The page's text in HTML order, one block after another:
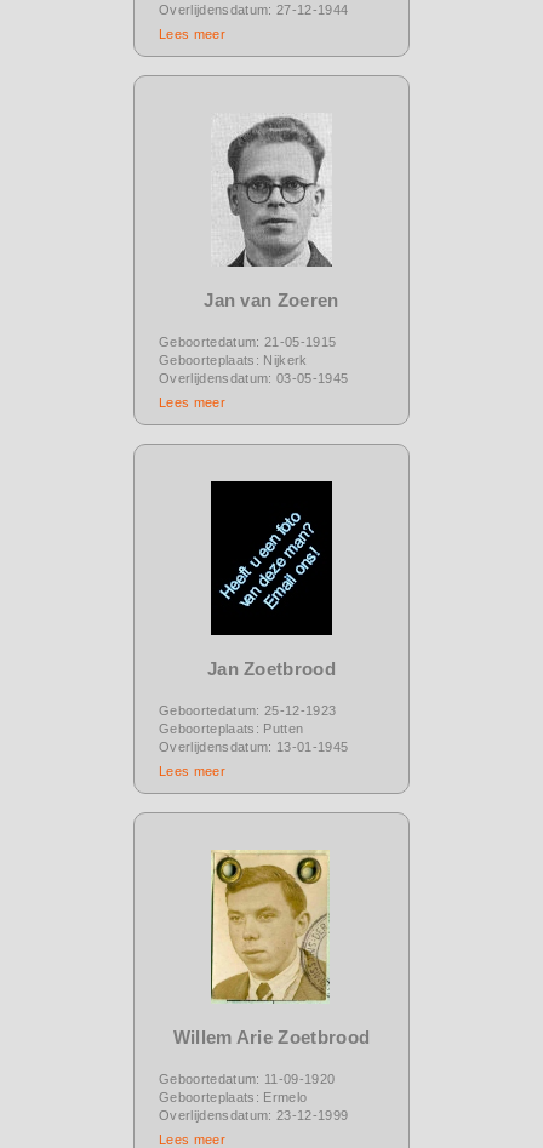
Overlijdensdatum: 27-12-1944
Lees meer
Jan van Zoeren
Geboortedatum: 21-05-1915
Geboorteplaats: Nijkerk
Overlijdensdatum: 03-05-1945
Lees meer
Jan Zoetbrood
Geboortedatum: 25-12-1923
Geboorteplaats: Putten
Overlijdensdatum: 13-01-1945
Lees meer
Willem Arie Zoetbrood
Geboortedatum: 11-09-1920
Geboorteplaats: Ermelo
Overlijdensdatum: 23-12-1999
Lees meer